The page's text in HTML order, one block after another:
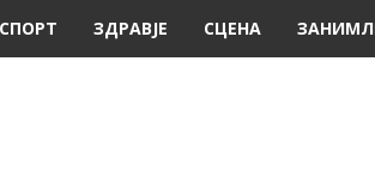
СПОРТ ЗДРАВЈЕ СЦЕНА